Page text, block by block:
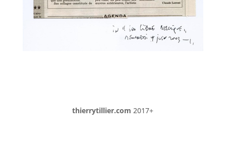
thierrytillier.com 2017+